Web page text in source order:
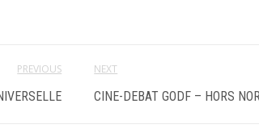
PREVIOUS NEXT
CINE-DEBAT GODF – HORS